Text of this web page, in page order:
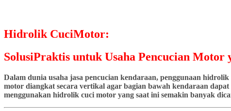
Hidrolik CuciMotor:
SolusiPraktis untuk Usaha Pencucian Motor
Dalam dunia usaha jasa pencucian kendaraan, penggunaan
motor diangkat secara vertikal agar bagian bawah kendaraan
menggunakan hidrolik cuci motor yang saat ini semakin banyak